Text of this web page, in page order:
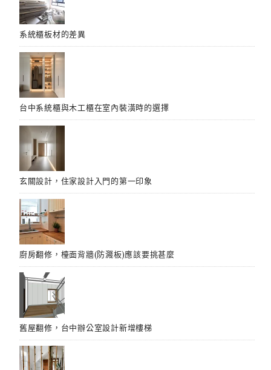
系統櫃板材的差異
台中系統櫃與木工櫃在室內裝潢時的選擇
玄關設計，住家設計入門的第一印象
廚房翻修，檯面背牆(防濺板)應該要挑甚麼
舊屋翻修，台中辦公室設計新增樓梯